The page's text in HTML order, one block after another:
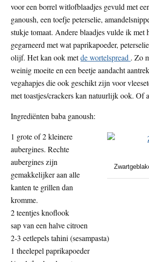
voor een borrel witlofblaadjes gevuld met
ganoush, een toefje peterselie,
stukje tomaat. Andere blaadjes vulde ik met
gegarneerd met wat paprikapoeder,
olijf. Het kan ook metde wortelspread . Zo
weinig moeite en een beetje aandacht
vegahapjes die ook geschikt zijn voor
met toastjes/crackers kan natuurlijk ook. Of
Ingrediënten baba ganoush:
1 grote of 2 kleinere
aubergines. Rechte
aubergines zijn
gemakkelijker aan alle
kanten te grillen dan
kromme.
2 teentjes knoflook
sap van een halve citroen
2-3 eetlepels tahini (sesampasta)
1 theelepel paprikapoeder